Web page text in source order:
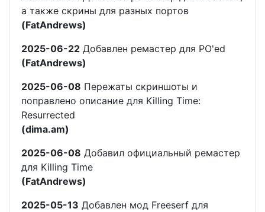
а также скрины для разных портов
(FatAndrews)
2025-06-22 Добавлен ремастер для PO'ed
(FatAndrews)
2025-06-08 Пережаты скриншоты и
поправлено описание для Killing Time:
Resurrected
(dima.am)
2025-06-08 Добавил официальный ремастер
для Killing Time
(FatAndrews)
2025-05-13 Добавлен мод Freeserf для